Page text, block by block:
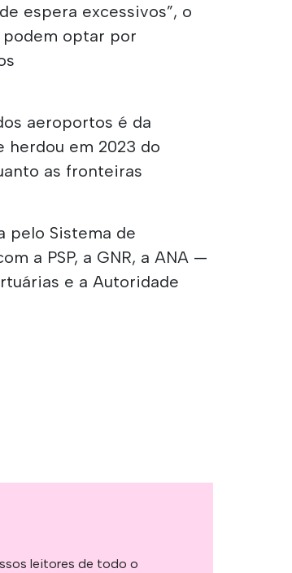
espera excessivos”, o
optar por
aeroportos é da
herdou em 2023 do
as fronteiras
pelo Sistema de
a PSP, a GNR, a ANA —
e a Autoridade
leitores de todo o